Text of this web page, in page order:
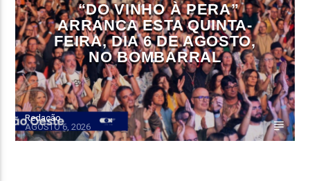
“DO VINHO À PERA”
ARRANCA ESTA QUINTA-
FEIRA, DIA 6 DE AGOSTO,
NO BOMBARRAL
Redação
AGOSTO 6, 2026